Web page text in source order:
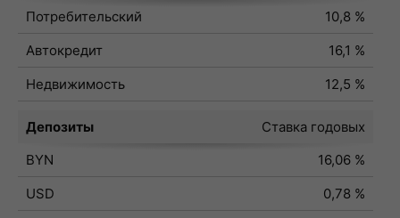
Потребительский
10,8 %
Автокредит
16,1 %
Недвижимость
12,5 %
Депозиты
Ставка годовых
BYN
16,06 %
USD
0,78 %